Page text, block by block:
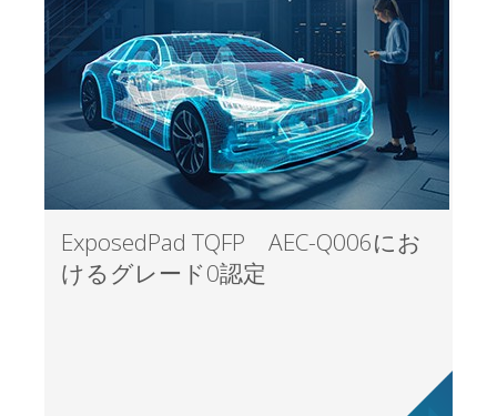
ExposedPad TQFP AEC-Q006にお
けるグレード0認定